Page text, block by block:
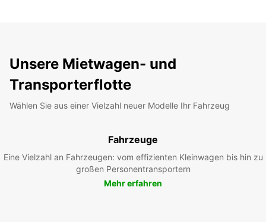
Unsere Mietwagen- und
Transporterflotte
Wählen Sie aus einer Vielzahl neuer Modelle Ihr Fahrzeug
Fahrzeuge
Eine Vielzahl an Fahrzeugen: vom effizienten Kleinwagen bis hin zu
großen Personentransportern
Mehr erfahren